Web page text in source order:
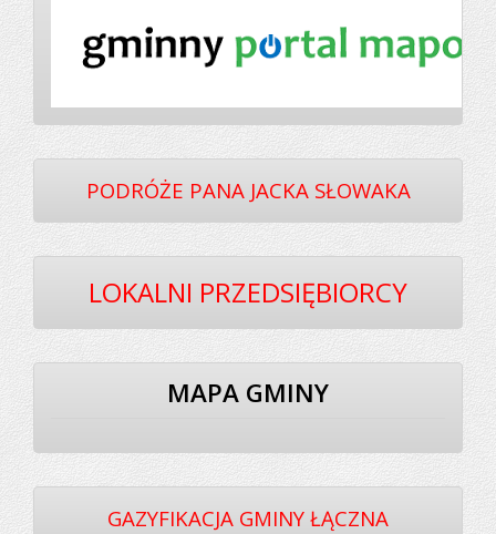
PODRÓŻE PANA JACKA SŁOWAKA
LOKALNI PRZEDSIĘBIORCY
MAPA GMINY
GAZYFIKACJA GMINY ŁĄCZNA